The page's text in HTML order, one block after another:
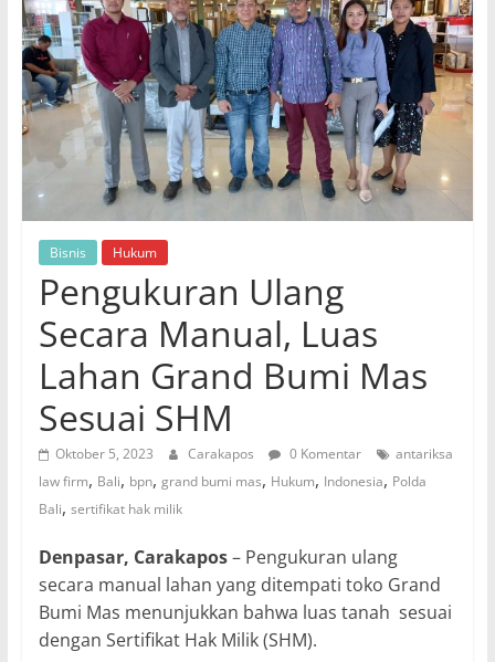
Bisnis Hukum
Pengukuran Ulang
Secara Manual, Luas
Lahan Grand Bumi Mas
Sesuai SHM
Oktober 5, 2023 Carakapos 0 Komentar
antariksa
law firm, Bali, bpn, grand bumi mas, Hukum, Indonesia, Polda
Bali, sertifikat hak milik
Denpasar, Carakapos– Pengukuran ulang
secara manual lahan yang ditempati toko Grand
Bumi Mas menunjukkan bahwa luas tanah sesuai
dengan Sertifikat Hak Milik (SHM).